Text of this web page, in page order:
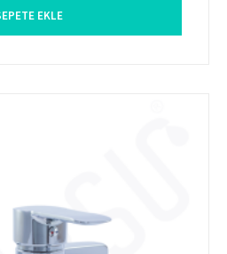
EKLE